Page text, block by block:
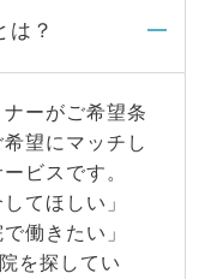
は？
ーがご希望条
望にマッチし
ビスです。
てほしい」
働きたい」
を探してい